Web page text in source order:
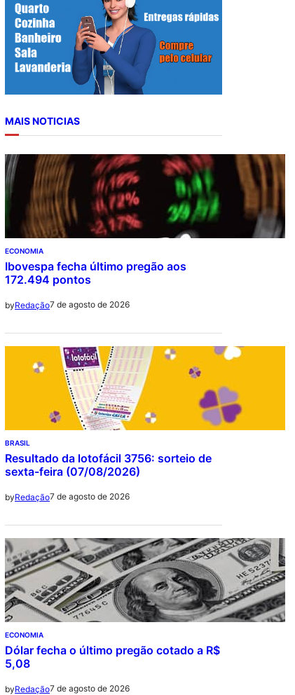
MAIS NOTICIAS
ECONOMIA
Ibovespa fecha último pregão aos
172.494 pontos
byRedação7 de agosto de 2026
BRASIL
Resultado da lotofácil 3756: sorteio de
sexta-feira (07/08/2026)
byRedação7 de agosto de 2026
ECONOMIA
Dólar fecha o último pregão cotado a R$
5,08
byRedação7 de agosto de 2026